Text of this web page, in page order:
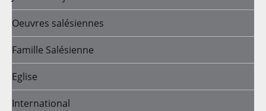
Oeuvres salésiennes
Famille Salésienne
Eglise
International